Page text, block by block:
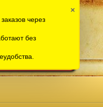
магазина:
магазина:
с 10:00 до 21:00
через
без
×